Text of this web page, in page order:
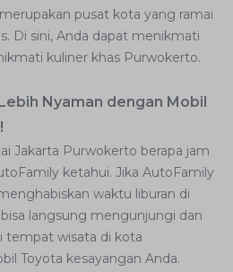
pusat kota yang ramai
Di sini, Anda dapat menikmati
kuliner khas Purwokerto.
Nyaman dengan Mobil
Jakarta Purwokerto berapa jam
ketahui. Jika AutoFamily
waktu liburan di
langsung mengunjungi dan
tempat wisata di kota
Toyota kesayangan Anda.